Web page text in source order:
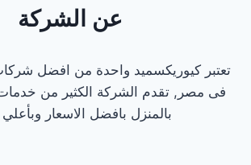
عن الشركة
تعتبر كيوريكسميد واحدة من افضل شركات
فى مصر, تقدم الشركة الكثير من خدمات
بالمنزل بافضل الاسعار